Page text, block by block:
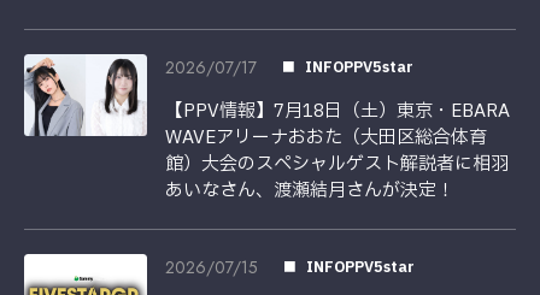
2026/07/17 INFOPPV5star
【PPV情報】7月18日（土）東京・EBARA
WAVEアリーナおおた（大田区総合体育
館）大会のスペシャルゲスト解説者に相羽
あいなさん、渡瀬結月さんが決定！
2026/07/15 INFOPPV5star